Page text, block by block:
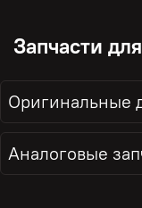
Запчасти
Оригинальные
Аналоговые